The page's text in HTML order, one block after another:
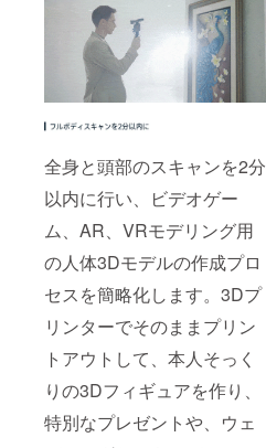
全身と頭部のスキャンを2分
以内に行い、ビデオゲー
ム、AR、VRモデリング用
の人体3Dモデルの作成プロ
セスを簡略化します。3Dプ
リンターでそのままプリン
トアウトして、本人そっく
りの3Dフィギュアを作り、
特別なプレゼントや、ウェ